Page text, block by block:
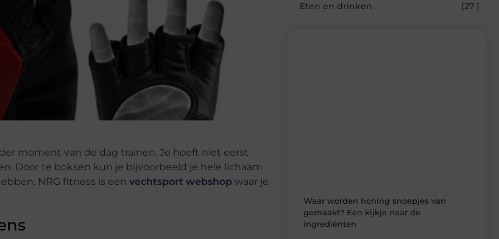
moment van de dag trainen. Je hoeft niet eerst
Door te boksen kun je bijvoorbeeld je hele lichaam
NRG fitness is een vechtsport webshop waar je
Eten en drinken
(27 )
Waar worden honing snoepjes van
gemaakt? Een kijkje naar de
ingrediënten